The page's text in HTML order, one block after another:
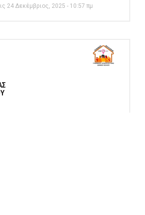
24 Δεκέμβριος, 2025 - 10:57 πμ